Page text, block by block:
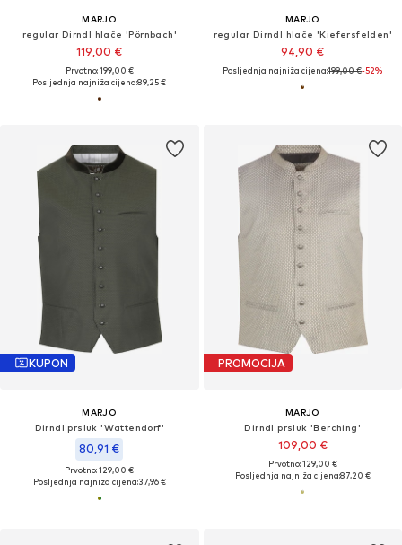
MARJO
regular Dirndl hlače 'Pörnbach'
119,00 €
Prvotno: 199,00 €
Posljednja najniža cijena:89,25 €
MARJO
regular Dirndl hlače 'Kiefersfelden'
94,90 €
Posljednja najniža cijena:199,00 €-52%
KUPON
MARJO
Dirndl prsluk 'Wattendorf'
80,91 €
Prvotno: 129,00 €
Posljednja najniža cijena:37,96 €
PROMOCIJA
MARJO
Dirndl prsluk 'Berching'
109,00 €
Prvotno: 129,00 €
Posljednja najniža cijena:87,20 €